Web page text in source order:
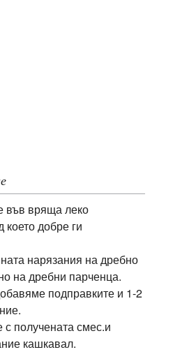
във вряща леко
добре ги
нарязания на дребно
на дребни парченца.
подправките и 1-2
с получената смес.и
кашкавал.